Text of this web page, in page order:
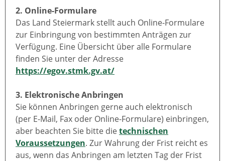
2. Online-Formulare
Das Land Steiermark stellt auch Online-Formulare
zur Einbringung von bestimmten Anträgen zur
Verfügung. Eine Übersicht über alle Formulare
finden Sie unter der Adresse
https://egov.stmk.gv.at/
3. Elektronische Anbringen
Sie können Anbringen gerne auch elektronisch
(per E-Mail, Fax oder Online-Formulare) einbringen,
aber beachten Sie bitte dietechnischen
Voraussetzungen. Zur Wahrung der Frist reicht es
aus, wenn das Anbringen am letzten Tag der Frist